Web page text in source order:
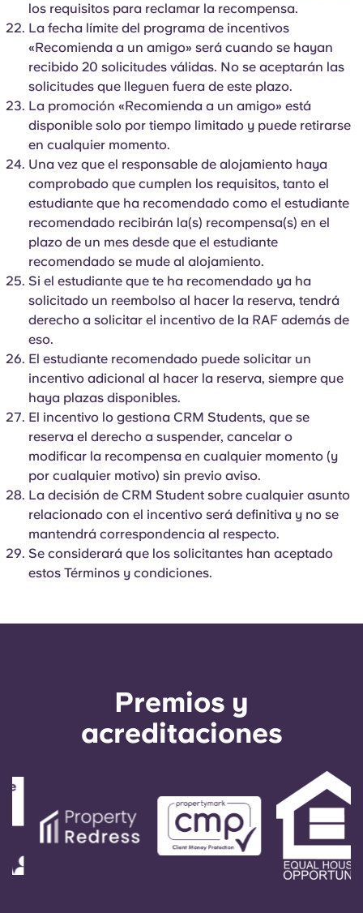
los requisitos para reclamar la recompensa.
La fecha límite del programa de incentivos
«Recomienda a un amigo» será cuando se hayan
recibido 20 solicitudes válidas. No se aceptarán las
solicitudes que lleguen fuera de este plazo.
La promoción «Recomienda a un amigo» está
disponible solo por tiempo limitado y puede retirarse
en cualquier momento.
Una vez que el responsable de alojamiento haya
comprobado que cumplen los requisitos, tanto el
estudiante que ha recomendado como el estudiante
recomendado recibirán la(s) recompensa(s) en el
plazo de un mes desde que el estudiante
recomendado se mude al alojamiento.
Si el estudiante que te ha recomendado ya ha
solicitado un reembolso al hacer la reserva, tendrá
derecho a solicitar el incentivo de la RAF además de
eso.
El estudiante recomendado puede solicitar un
incentivo adicional al hacer la reserva, siempre que
haya plazas disponibles.
El incentivo lo gestiona CRM Students, que se
reserva el derecho a suspender, cancelar o
modificar la recompensa en cualquier momento (y
por cualquier motivo) sin previo aviso.
La decisión de CRM Student sobre cualquier asunto
relacionado con el incentivo será definitiva y no se
mantendrá correspondencia al respecto.
Se considerará que los solicitantes han aceptado
estos Términos y condiciones.
Premios y
acreditaciones